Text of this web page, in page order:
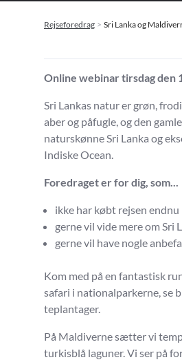
Rejseforedrag Sri Lanka og
Online webinar tirsdag den
Sri Lankas natur er grøn,
aber og påfugle, og den
naturskønne Sri Lanka og
Indiske Ocean.
Foredraget er for dig, som...
ikke har købt rejsen endnu
gerne vil vide mere om Sri
gerne vil have nogle
Kom med på en fantastisk
safari i nationalparkerne, se
teplantager.
På Maldiverne sætter vi
turkisblå laguner. Vi ser på